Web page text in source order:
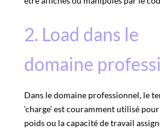
2. Load dans le
domaine
Dans le domaine professionnel, le
‘charge’ est couramment utilisé
poids ou la capacité de travail